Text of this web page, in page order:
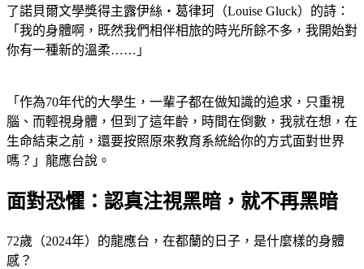
了諾貝爾文學獎得主露伊絲・葛律珂（Louise Gluck）的詩：
「我的身體啊，既然我們相伴相旅的時光所餘不多，我開始對
你有一種新的溫柔……」
「作為70年代的大學生，一輩子都在做知識的追求，只重視
腦、而輕視身體，但到了這年齡，時間在倒數，我就在想，在
生命結束之前，還要按照原來教育系統給你的方式面對世界
嗎？」龍應台說。
面對恐懼：認真注視黑暗，就不再黑暗
72歲（2024年）的龍應台，在都蘭的日子，是什麼樣的身體
感？